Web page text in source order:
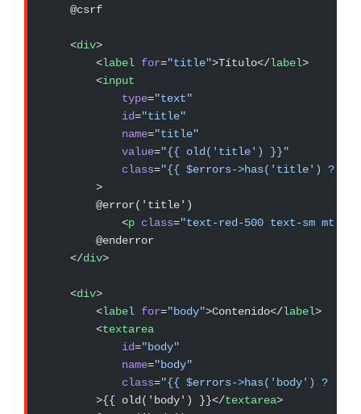
    @csrf
    <
div>
        <
label for="title">Título</label>
        <
input
            type
="text"
            id
="title"
            name
="title"
            value
="{{ old('title') }}"
            class
="{{ $errors->has('title') ?
        >
        @error('title')
            <
p class="text-red-500 text-sm mt-1"
        @enderror
    </
div>
    <
div>
        <
label for="body">Contenido</label>
        <
textarea
            id
="body"
            name
="body"
            class
="{{ $errors->has('body') ?
        >{{ old('body') }}</
textarea>